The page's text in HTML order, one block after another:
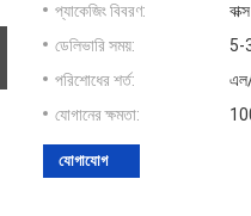
প্যাকেজিং বিবরণ:
বাক্স
ডেলিভারি সময়:
5-
পরিশোধের শর্ত:
এল/
যোগানের ক্ষমতা:
যোগাযোগ